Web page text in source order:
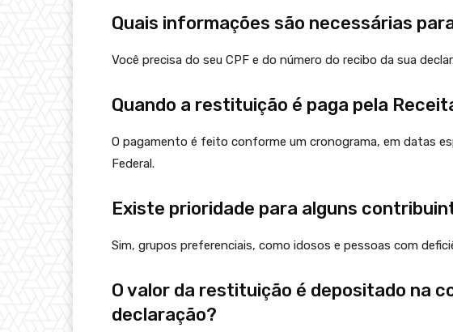
Quais informações são necessárias
Você precisa do seu CPF e do número do recibo da sua
Quando a restituição é paga pela
O pagamento é feito conforme um cronograma, em datas
Federal.
Existe prioridade para alguns
Sim, grupos preferenciais, como idosos e pessoas com
O valor da restituição é depositado na
declaração?